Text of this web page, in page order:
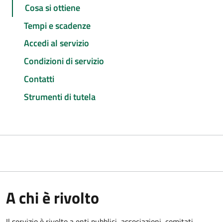
Cosa si ottiene
Tempi e scadenze
Accedi al servizio
Condizioni di servizio
Contatti
Strumenti di tutela
A chi è rivolto